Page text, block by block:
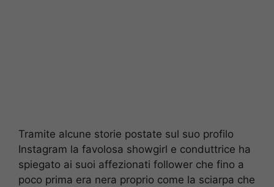
Tramite alcune storie postate sul suo profilo
Instagram la favolosa showgirl e conduttrice ha
spiegato ai suoi affezionati follower che fino a
poco prima era nera proprio come la sciarpa che